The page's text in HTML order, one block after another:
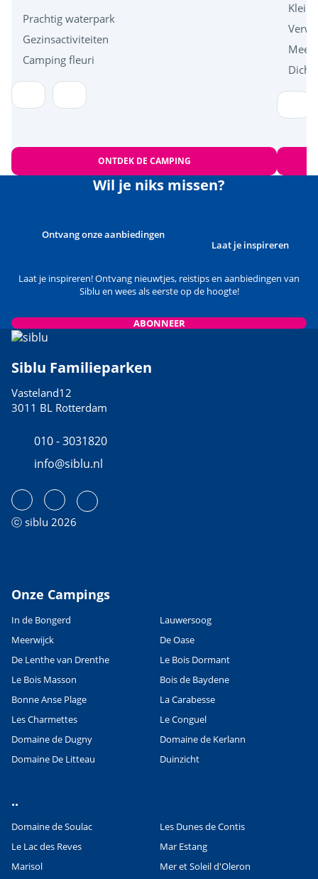
Prachtig waterpark
Gezinsactiviteiten
Camping fleuri
ONTDEK DE CAMPING
Dicht
Wil je niks missen?
Ontvang onze aanbiedingen
Laat je inspireren
Laat je inspireren! Ontvang nieuwtjes, reistips en aanbiedingen van
Siblu en wees als eerste op de hoogte!
ABONNEER
Siblu Familieparken
Vasteland12
3011 BL Rotterdam
010 - 3031820
info@siblu.nl
ⓒ siblu 2026
Onze Campings
In de Bongerd
Lauwersoog
Meerwijck
De Oase
De Lenthe van Drenthe
Le Bois Dormant
Le Bois Masson
Bois de Baydene
Bonne Anse Plage
La Carabesse
Les Charmettes
Le Conguel
Domaine de Dugny
Domaine de Kerlann
Domaine De Litteau
Duinzicht
..
Domaine de Soulac
Les Dunes de Contis
Le Lac des Reves
Mar Estang
Marisol
Mer et Soleil d'Oleron